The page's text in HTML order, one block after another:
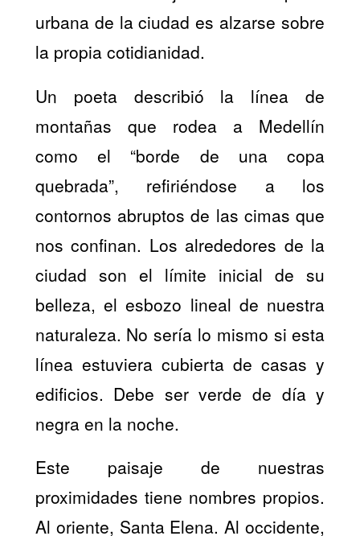
urbana de la ciudad es alzarse sobre
la propia cotidianidad.
Un poeta describió la línea de
montañas que rodea a Medellín
como el “borde de una copa
quebrada”, refiriéndose a los
contornos abruptos de las cimas que
nos confinan. Los alrededores de la
ciudad son el límite inicial de su
belleza, el esbozo lineal de nuestra
naturaleza. No sería lo mismo si esta
línea estuviera cubierta de casas y
edificios. Debe ser verde de día y
negra en la noche.
Este paisaje de nuestras
proximidades tiene nombres propios.
Al oriente, Santa Elena. Al occidente,